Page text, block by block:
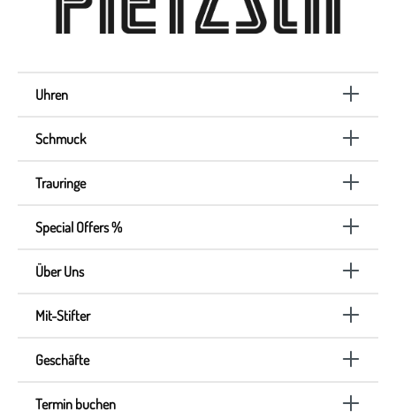
Uhren
Schmuck
Trauringe
Special Offers %
Über Uns
Mit-Stifter
Geschäfte
Termin buchen